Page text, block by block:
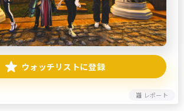
レポート
ウォッチリストに登録